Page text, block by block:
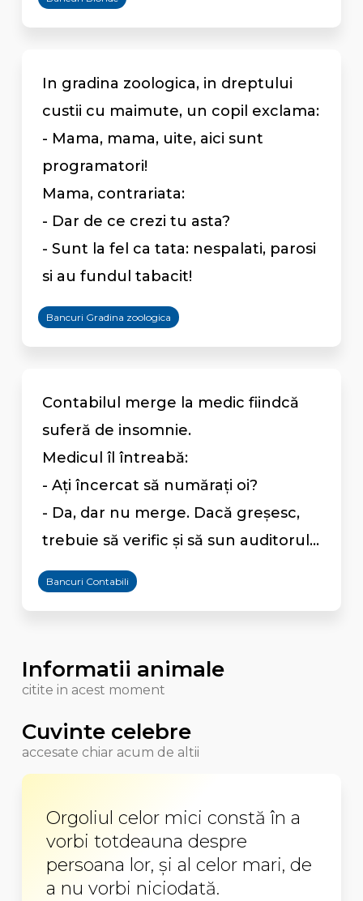
In gradina zoologica, in dreptului
custii cu maimute, un copil exclama:
- Mama, mama, uite, aici sunt
programatori!
Mama, contrariata:
- Dar de ce crezi tu asta?
- Sunt la fel ca tata: nespalati, parosi
si au fundul tabacit!
Bancuri Gradina zoologica
Contabilul merge la medic fiindcă
suferă de insomnie.
Medicul îl întreabă:
- Aţi încercat să număraţi oi?
- Da, dar nu merge. Dacă greşesc,
trebuie să verific şi să sun auditorul...
Bancuri Contabili
Informatii animale
citite in acest moment
Cuvinte celebre
accesate chiar acum de altii
Orgoliul celor mici constă în a
vorbi totdeauna despre
persoana lor, și al celor mari, de
a nu vorbi niciodată.